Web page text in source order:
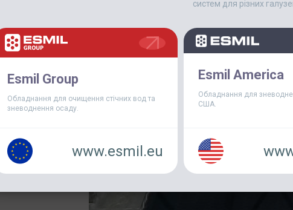
систем для різних
Esmil Group
Обладнання для очищення стічних вод та
зневоднення осаду.
www.esmil.eu
Esmil America
Обладнання для
США.